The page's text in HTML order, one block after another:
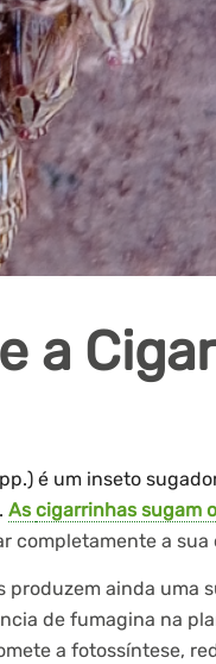
a
é um inseto
As cigarrinhas sugam
completamente a
produzem ainda uma
de fumagina na
a fotossíntese,